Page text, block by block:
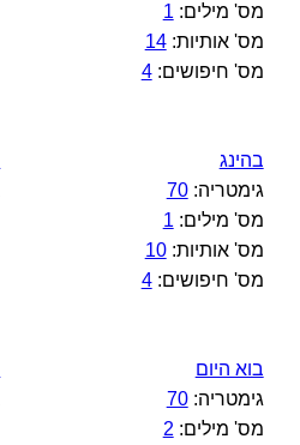
מס' מילים: 1
מס' אותיות:14
מס' חיפושים:4
בהינג
גימטריה:70
מס' מילים: 1
מס' אותיות:10
מס' חיפושים:4
בוא היום
גימטריה:70
מס' מילים: 2